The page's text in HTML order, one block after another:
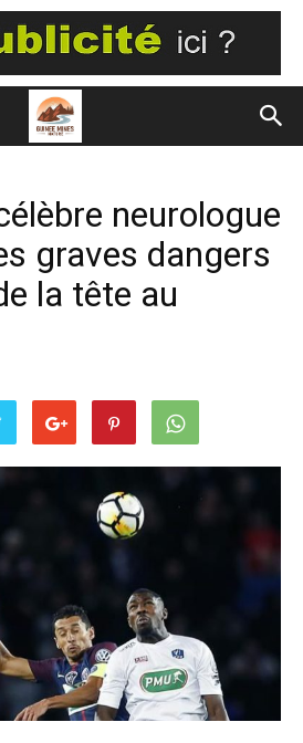
neurologue
graves dangers
la tête au